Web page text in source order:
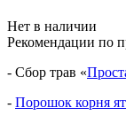
Нет в наличии
Рекомендации по
- Сбор трав «
- Порошок корня